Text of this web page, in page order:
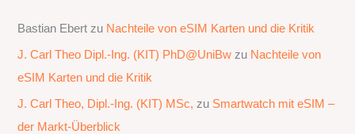
Bastian Ebert zu Nachteile von eSIM Karten und die Kritik
J. Carl Theo Dipl.-Ing. (KIT) PhD@UniBw zu Nachteile von
eSIM Karten und die Kritik
J. Carl Theo, Dipl.-Ing. (KIT) MSc, zu Smartwatch mit eSIM –
der Markt-Überblick